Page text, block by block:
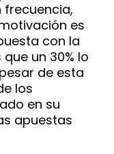
frecuencia,
es
con la
un 30% lo
de esta
los
en su
apuestas